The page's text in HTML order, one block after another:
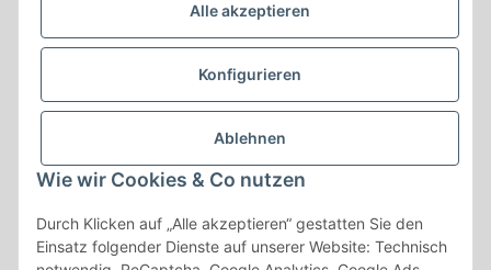
Alle akzeptieren
Konfigurieren
Ablehnen
Wie wir Cookies & Co nutzen
Durch Klicken auf „Alle akzeptieren“ gestatten Sie den
Einsatz folgender Dienste auf unserer Website: Technisch
Informationen
Produkt Informationen
Shop Informationen
Gesetzliche Informationen